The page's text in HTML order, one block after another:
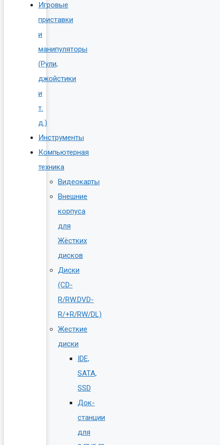
Игровые
приставки
и
манипуляторы
(Рули,
джойстики
и
т.
д.)
Инструменты
Компьютерная
техника
Видеокарты
Внешние
корпуса
для
Жёстких
дисков
Диски
(CD-
R/RW.DVD-
R/+R/RW/DL)
Жесткие
диски
IDE,
SATA,
SSD
Док-
станции
для